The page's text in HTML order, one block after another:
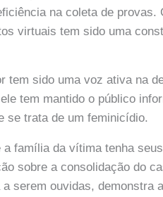
na coleta de provas.
virtuais tem sido uma
tem sido uma voz ativa na
tem mantido o público
se trata de um feminicídio.
família da vítima tenha
sobre a consolidação do
serem ouvidas, demonstra